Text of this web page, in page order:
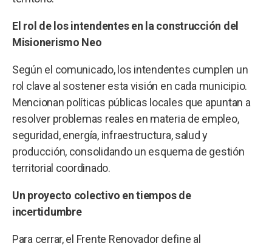
El rol de los intendentes en la construcción del
Misionerismo Neo
Según el comunicado, los intendentes cumplen un
rol clave al sostener esta visión en cada municipio.
Mencionan políticas públicas locales que apuntan a
resolver problemas reales en materia de empleo,
seguridad, energía, infraestructura, salud y
producción, consolidando un esquema de gestión
territorial coordinado.
Un proyecto colectivo en tiempos de
incertidumbre
Para cerrar, el Frente Renovador define al